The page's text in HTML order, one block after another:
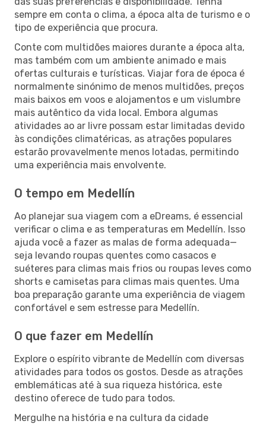
sempre em conta o clima, a época alta de turismo e o
tipo de experiência que procura.
Conte com multidões maiores durante a época alta,
mas também com um ambiente animado e mais
ofertas culturais e turísticas. Viajar fora de época é
normalmente sinónimo de menos multidões, preços
mais baixos em voos e alojamentos e um vislumbre
mais autêntico da vida local. Embora algumas
atividades ao ar livre possam estar limitadas devido
às condições climatéricas, as atrações populares
estarão provavelmente menos lotadas, permitindo
uma experiência mais envolvente.
O tempo em Medellín
Ao planejar sua viagem com a eDreams, é essencial
verificar o clima e as temperaturas em Medellín. Isso
ajuda você a fazer as malas de forma adequada—
seja levando roupas quentes como casacos e
suéteres para climas mais frios ou roupas leves como
shorts e camisetas para climas mais quentes. Uma
boa preparação garante uma experiência de viagem
confortável e sem estresse para Medellín.
O que fazer em Medellín
Explore o espírito vibrante de Medellín com diversas
atividades para todos os gostos. Desde as atrações
emblemáticas até à sua riqueza histórica, este
destino oferece de tudo para todos.
Mergulhe na história e na cultura da cidade